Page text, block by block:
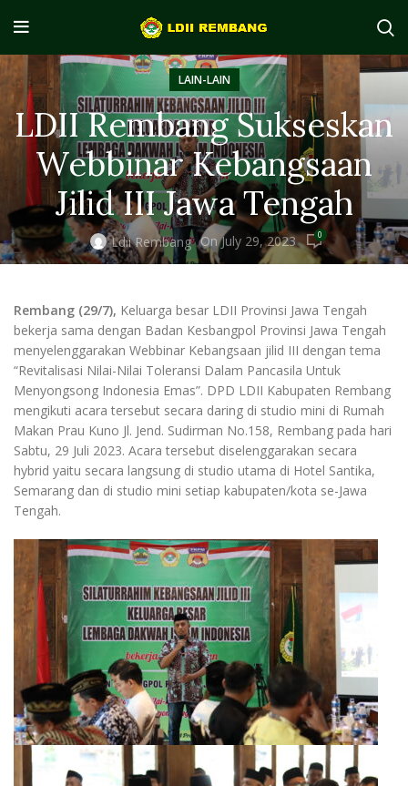
LAIN-LAIN
LDII Rembang Sukseskan
Webbinar Kebangsaan
Jilid III Jawa Tengah
Ldii Rembang On July 29, 2023 0
Rembang (29/7), Keluarga besar LDII Provinsi Jawa Tengah
bekerja sama dengan Badan Kesbangpol Provinsi Jawa Tengah
menyelenggarakan Webbinar Kebangsaan jilid III dengan tema
“Revitalisasi Nilai-Nilai Toleransi Dalam Pancasila Untuk
Menyongsong Indonesia Emas”. DPD LDII Kabupaten Rembang
mengikuti acara tersebut secara daring di studio mini di Rumah
Makan Prau Kuno Jl. Jend. Sudirman No.158, Rembang pada hari
Sabtu, 29 Juli 2023. Acara tersebut diselenggarakan secara
hybrid yaitu secara langsung di studio utama di Hotel Santika,
Semarang dan di studio mini setiap kabupaten/kota se-Jawa
Tengah.